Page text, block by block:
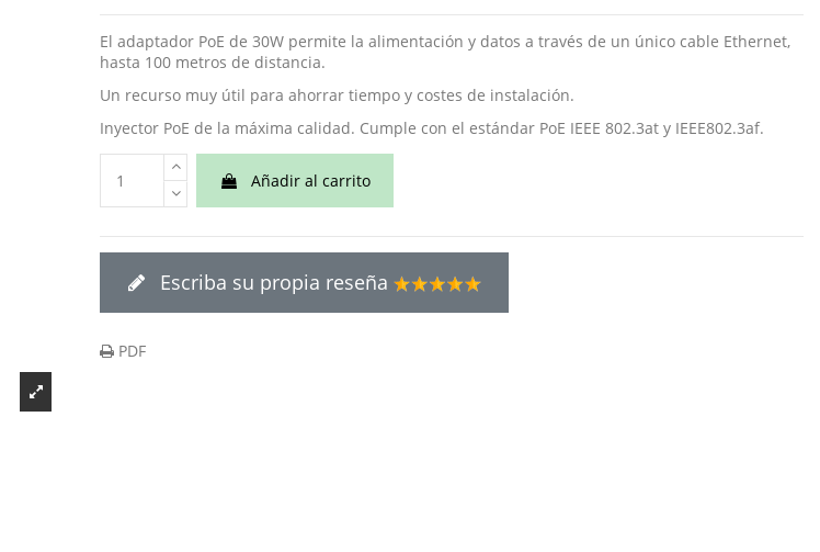
El adaptador PoE de 30W permite la alimentación y datos a través de un único cable Ethernet,
hasta 100 metros de distancia.
Un recurso muy útil para ahorrar tiempo y costes de instalación.
Inyector PoE de la máxima calidad. Cumple con el estándar PoE IEEE 802.3at y IEEE802.3af.
Añadir al carrito
Escriba su propia reseña
PDF